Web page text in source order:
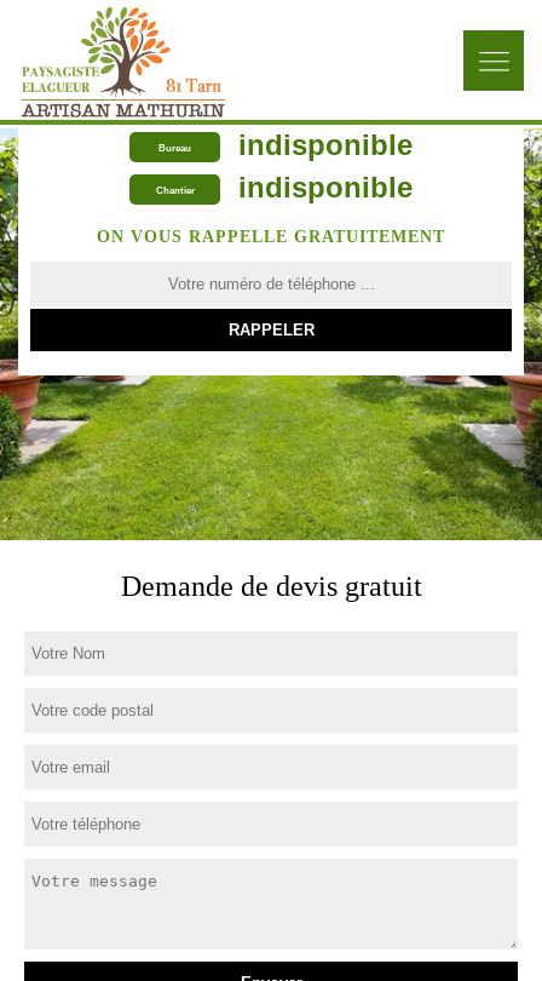
Bureau indisponible
Chantier indisponible
ON VOUS RAPPELLE GRATUITEMENT
Demande de devis gratuit